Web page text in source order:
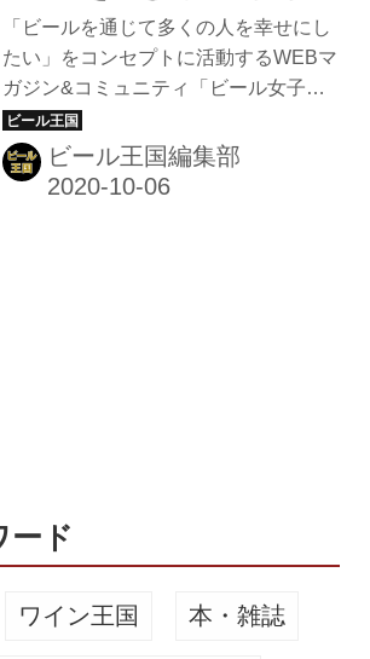
ン運動を応援する「ピンク
リボンビールプロジェク
ト」実施中！
「ビールを通じて多くの人を幸せにし
たい」をコンセプトに活動するWEBマ
ガジン&コミュニティ「ビール女子」
が、ビールを通じて乳がんの啓発運動
「ピンクリボン運動」を支援するキャ
ンペーン「ピンクリボンビールプロジ
ビール王国編集部
ード
ワイン王国 本・雑誌